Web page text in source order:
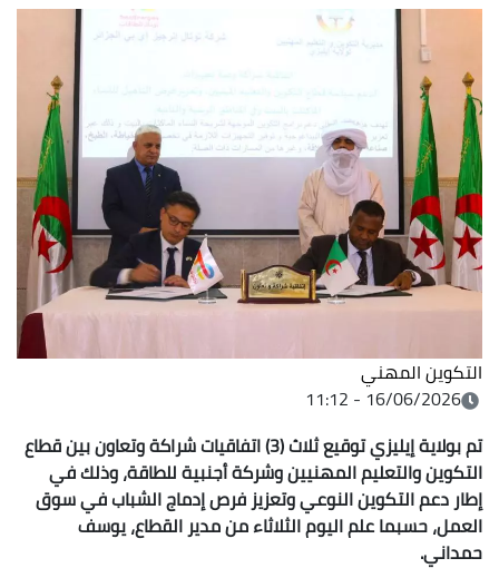
التكوين المهني
16/06/2026 - 11:12
تم بولاية إيليزي توقيع ثلاث (3) اتفاقيات شراكة وتعاون بين قطاع
التكوين والتعليم المهنيين وشركة أجنبية للطاقة، وذلك في
إطار دعم التكوين النوعي وتعزيز فرص إدماج الشباب في سوق
العمل، حسبما علم اليوم الثلاثاء من مدير القطاع، يوسف
حمداني.